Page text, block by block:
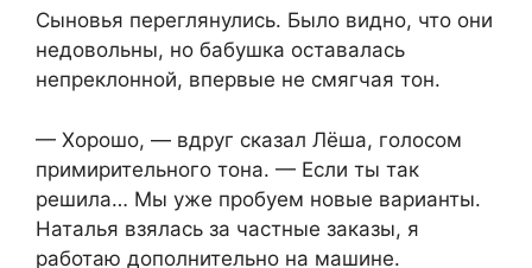
Сыновья переглянулись. Было видно, что они
недовольны, но бабушка оставалась
непреклонной, впервые не смягчая тон.
— Хорошо, — вдруг сказал Лёша, голосом
примирительного тона. — Если ты так
решила… Мы уже пробуем новые варианты.
Наталья взялась за частные заказы, я
работаю дополнительно на машине.